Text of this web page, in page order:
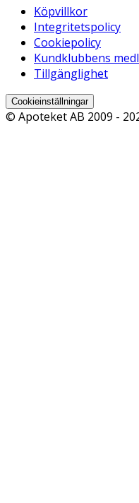
Köpvillkor
Integritetspolicy
Cookiepolicy
Kundklubbens
Tillgänglighet
Cookieinställningar
© Apoteket AB 2009 -